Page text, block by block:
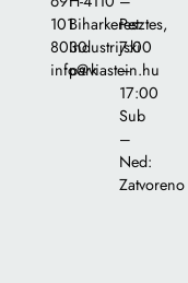
101
8030
info@viastein.hu
Biharkeresztes,
Industrijski
park
Pet:
7:00
–
17:00
Sub
–
Ned:
Zatvoreno